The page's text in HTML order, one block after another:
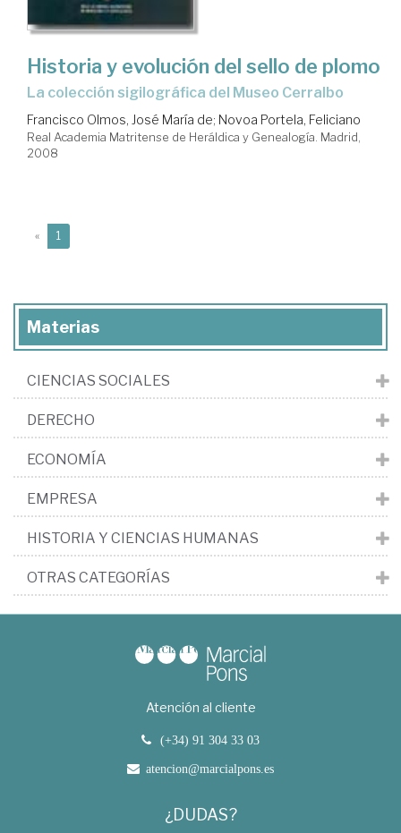
Historia y evolución del sello de plomo
la colección sigilográfica del Museo Cerralbo
Francisco Olmos, José María de; Novoa Portela, Feliciano
Real Academia Matritense de Heráldica y Genealogía. Madrid,
2008
« 1
Materias
CIENCIAS SOCIALES
DERECHO
ECONOMÍA
EMPRESA
HISTORIA Y CIENCIAS HUMANAS
OTRAS CATEGORÍAS
Atención al cliente
(+34) 91 304 33 03
atencion@marcialpons.es
¿DUDAS?